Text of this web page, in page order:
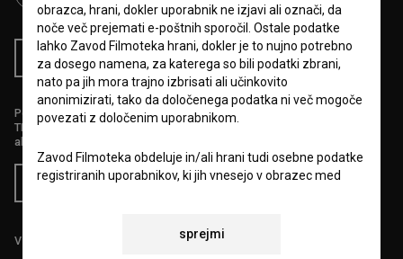
RSS novice RSS dogodki
Podprite nas z donacijo na
TRR: SI56 6100 0001 5706 684,
ali s kreditno kartico:
Doniraj
Vse cene vsebujejo DDV.
obrazca, hrani, dokler uporabnik ne izjavi ali označi, da
noče več prejemati e-poštnih sporočil. Ostale podatke
lahko Zavod Filmoteka hrani, dokler je to nujno potrebno
za dosego namena, za katerega so bili podatki zbrani,
nato pa jih mora trajno izbrisati ali učinkovito
anonimizirati, tako da določenega podatka ni več mogoče
povezati z določenim uporabnikom.
Zavod Filmoteka obdeluje in/ali hrani tudi osebne podatke
registriranih uporabnikov, ki jih vnesejo v obrazec med
naslov e-pošte, naslov bivališča, IP številka. Ti podatki so
sprejmi